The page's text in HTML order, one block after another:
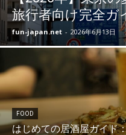
旅行者向け完全ガ
fun-japan.net - 2026年6月13日
FOOD
はじめての居酒屋ガイド